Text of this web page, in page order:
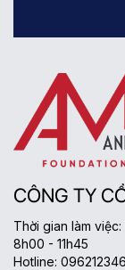
CÔNG TY
Thời gian làm
8h00 - 11h45
Hotline: